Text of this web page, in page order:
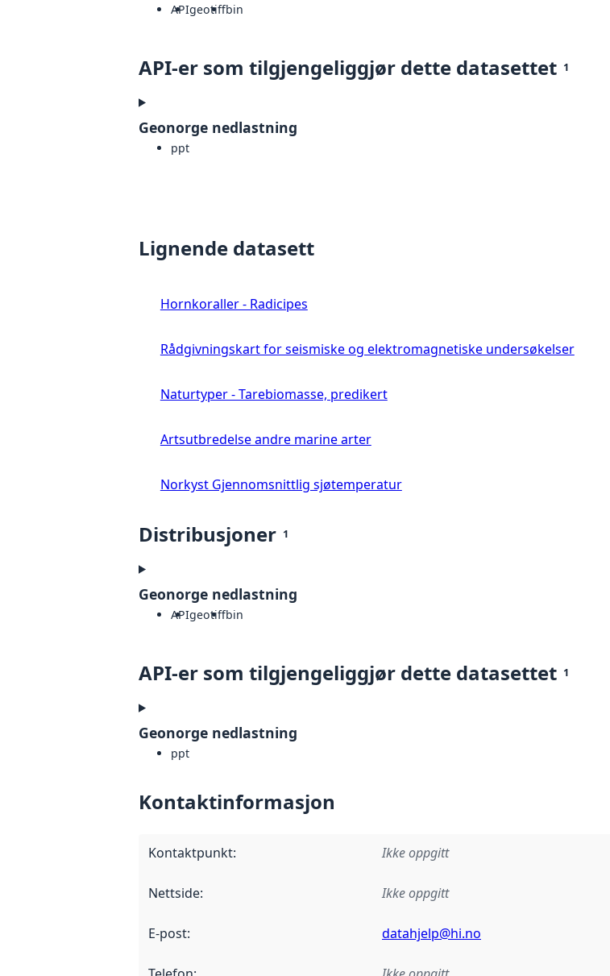
APIgeotiffbin
API-er som tilgjengeliggjør dette datasettet 1
Geonorge nedlastning
ppt
Lignende datasett
Hornkoraller - Radicipes
Rådgivningskart for seismiske og elektromagnetiske undersøkelser
Naturtyper - Tarebiomasse, predikert
Artsutbredelse andre marine arter
Norkyst Gjennomsnittlig sjøtemperatur
Distribusjoner 1
Geonorge nedlastning
APIgeotiffbin
API-er som tilgjengeliggjør dette datasettet 1
Geonorge nedlastning
ppt
Kontaktinformasjon
Kontaktpunkt: Ikke oppgitt
Nettside: Ikke oppgitt
E-post: datahjelp@hi.no